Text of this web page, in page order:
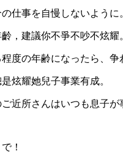
の仕事を自慢しないように
，建議你不爭不吵不炫耀
程度の年齢になったら、
炫耀她兒子事業有成。
ご近所さんはいつも息子
！